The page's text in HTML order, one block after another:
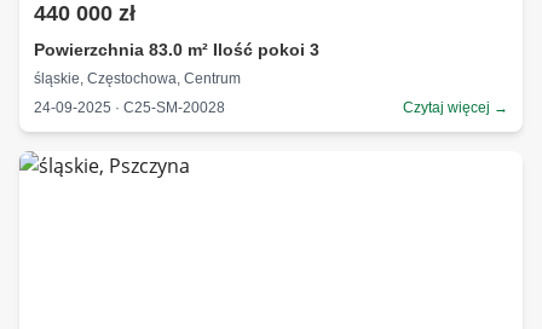
440 000 zł
Powierzchnia 83.0 m² Ilość pokoi 3
śląskie, Częstochowa, Centrum
24-09-2025 · C25-SM-20028
Czytaj więcej →